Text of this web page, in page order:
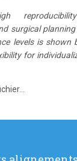
surgical
levels is shown
for